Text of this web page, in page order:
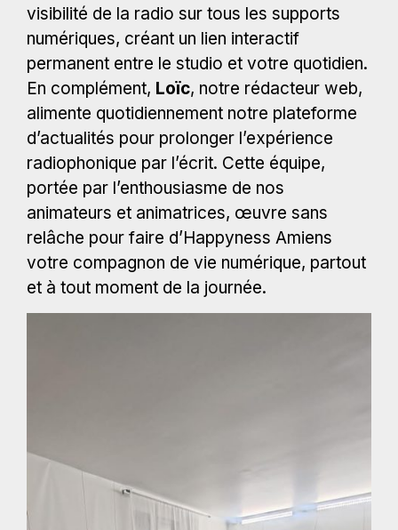
visibilité de la radio sur tous les supports
numériques, créant un lien interactif
permanent entre le studio et votre quotidien.
En complément, Loïc, notre rédacteur web,
alimente quotidiennement notre plateforme
d’actualités pour prolonger l’expérience
radiophonique par l’écrit. Cette équipe,
portée par l’enthousiasme de nos
animateurs et animatrices, œuvre sans
relâche pour faire d’Happyness Amiens
votre compagnon de vie numérique, partout
et à tout moment de la journée.